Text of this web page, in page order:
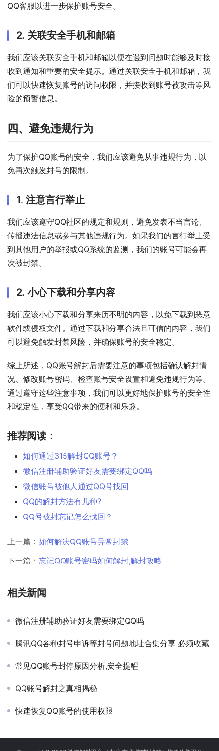
QQ客服以进一步保护账号安全。
2. 关联安全手机和邮箱
我们应该关联安全手机和邮箱以便在遇到问题时能够及时接
收到通知和重要的安全提示。通过关联安全手机和邮箱，我
们可以快速恢复账号的访问权限，并接收到账号被攻击等风
险的预警信息。
四、避免违规行为
为了保护QQ账号的安全，我们应该避免从事违规行为，以
免再次触发封号的限制。
1. 注意言行举止
我们应该遵守QQ社区的规定和规则，避免发表不当言论、
传播违法信息或参与其他违规行为。如果我们的言行举止受
到其他用户的举报或QQ系统的监测，我们的账号可能会再
次被封禁。
2. 小心下载和分享内容
我们应该小心下载和分享来历不明的内容，以免下载到恶意
软件或侵权文件。通过下载和分享合法且可信的内容，我们
可以避免触发封禁风险，并确保账号的安全稳定。
综上所述，QQ账号解封后需要注意的事项包括确认解封情
况、修改账号密码、检查账号安全设置和避免违规行为等。
通过遵守这些注意事项，我们可以更好地保护账号的安全性
和稳定性，享受QQ带来的便利和乐趣。
推荐阅读：
如何通过315解封QQ账号？
微信注册辅助验证好友需要绑定QQ吗
微信账号被他人通过QQ号找回
QQ的解封方法有几种?
QQ号被封忘记怎么找回？
上一篇： 如何解决QQ账号异常封禁
下一篇： 忘记QQ账号密码如何解封,解封攻略
相关新闻
微信注册辅助验证好友需要绑定QQ吗
腾讯QQ各种封号申诉等封号问题地址合集分享 必须收藏
常见QQ账号封停原因分析,安全提醒
QQ账号解封之真相揭秘
快速恢复QQ账号的使用权限